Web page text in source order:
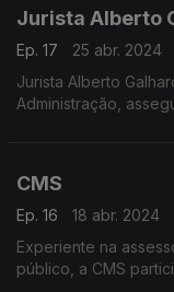
Jurista Alberto
Ep. 17
25 abr. 2024
Jurista Alberto
Administração,
CMS
Ep. 16
18 abr. 2024
Experiente na
público, a CMS